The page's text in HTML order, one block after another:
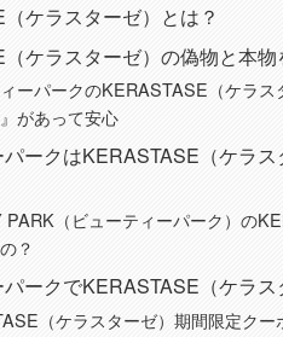
ケラスターゼ）とは？
ケラスターゼ）の偽物と本
ーパークのKERASTASE（ケラ
があって安心
パークはKERASTASE（ケラ
PARK（ビューティーパーク）の
？
ークでKERASTASE（ケラ
（ケラスターゼ）期間限定クー